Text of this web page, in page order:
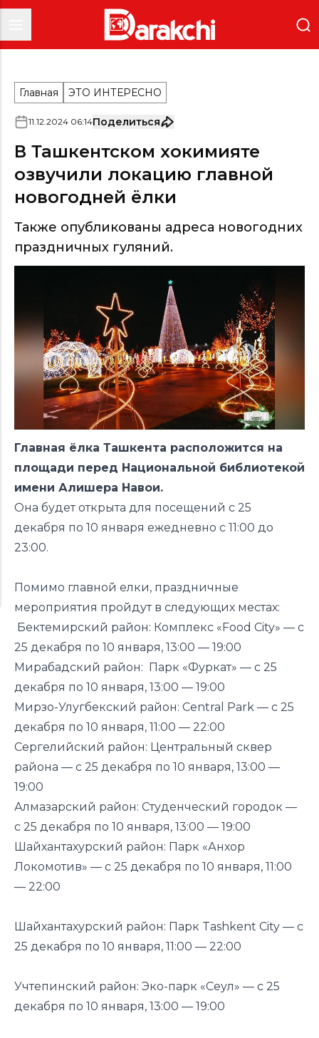
Главная ЭТО ИНТЕРЕСНО
11.12.2024 06:14Поделиться
В Ташкентском хокимияте
озвучили локацию главной
новогодней ёлки
Также опубликованы адреса новогодних
праздничных гуляний.
Главная ёлка Ташкента расположится на
площади перед Национальной библиотекой
имени Алишера Навои.
Она будет открыта для посещений с 25
декабря по 10 января ежедневно с 11:00 до
23:00.
Помимо главной елки, праздничные
мероприятия пройдут в следующих местах:
Бектемирский район: Комплекс «Food City» — с
25 декабря по 10 января, 13:00 — 19:00
Мирабадский район: Парк «Фуркат» — с 25
декабря по 10 января, 13:00 — 19:00
Мирзо-Улугбекский район: Central Park — с 25
декабря по 10 января, 11:00 — 22:00
Сергелийский район: Центральный сквер
района — с 25 декабря по 10 января, 13:00 —
19:00
Алмазарский район: Студенческий городок —
с 25 декабря по 10 января, 13:00 — 19:00
Шайхантахурский район: Парк «Анхор
Локомотив» — с 25 декабря по 10 января, 11:00
— 22:00
Шайхантахурский район: Парк Tashkent City — с
25 декабря по 10 января, 11:00 — 22:00
Учтепинский район: Эко-парк «Сеул» — с 25
декабря по 10 января, 13:00 — 19:00